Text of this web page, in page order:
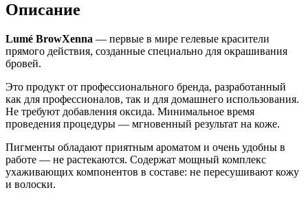
гелевый
01
Graphite
(графит),
мл
Описание
Lumé BrowXenna — первые в мире гелевые красители
прямого действия, созданные специально для окрашивания
бровей.
Это продукт от профессионального бренда, разработанный
как для профессионалов, так и для домашнего использования.
Не требуют добавления оксида. Минимальное время
проведения процедуры — мгновенный результат на коже.
Пигменты обладают приятным ароматом и очень удобны в
работе — не растекаются. Содержат мощный комплекс
ухаживающих компонентов в составе: не пересушивают кожу
и волоски.